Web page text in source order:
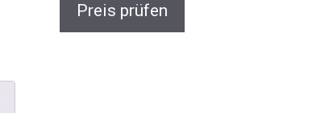
Preis prüfen